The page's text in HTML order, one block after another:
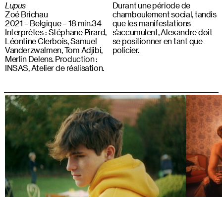
Lupus
Zoé Brichau
2021 – Belgique – 18 min.34
Interprètes : Stéphane Pirard,
Léontine Clerbois, Samuel
Vanderzwalmen, Tom Adjibi,
Merlin Delens. Production :
INSAS, Atelier de réalisation.
Durant une période de
chamboulement social, tandis
que les manifestations
s’accumulent, Alexandre doit
se positionner en tant que
policier.